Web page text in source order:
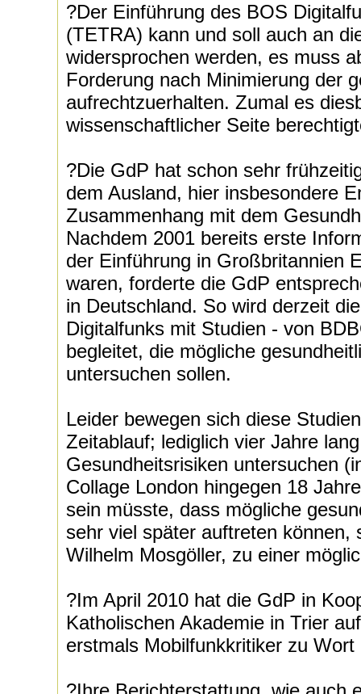
?Der Einführung des BOS
(TETRA) kann und soll auch an
widersprochen werden, es muss
Forderung nach Minimierung der
aufrechtzuerhalten. Zumal es
wissenschaftlicher Seite
?Die GdP hat schon sehr
dem Ausland, hier insbesondere
Zusammenhang mit dem
Nachdem 2001 bereits erste
der Einführung in Großbritannien
waren, forderte die GdP
in Deutschland. So wird derzeit
Digitalfunks mit Studien - von
begleitet, die mögliche
untersuchen sollen.
Leider bewegen sich diese
Zeitablauf; lediglich vier Jahre
Gesundheitsrisiken untersuchen
Collage London hingegen 18
sein müsste, dass mögliche
sehr viel später auftreten können,
Wilhelm Mosgöller, zu einer
?Im April 2010 hat die GdP in
Katholischen Akademie in Trier
erstmals Mobilfunkkritiker zu